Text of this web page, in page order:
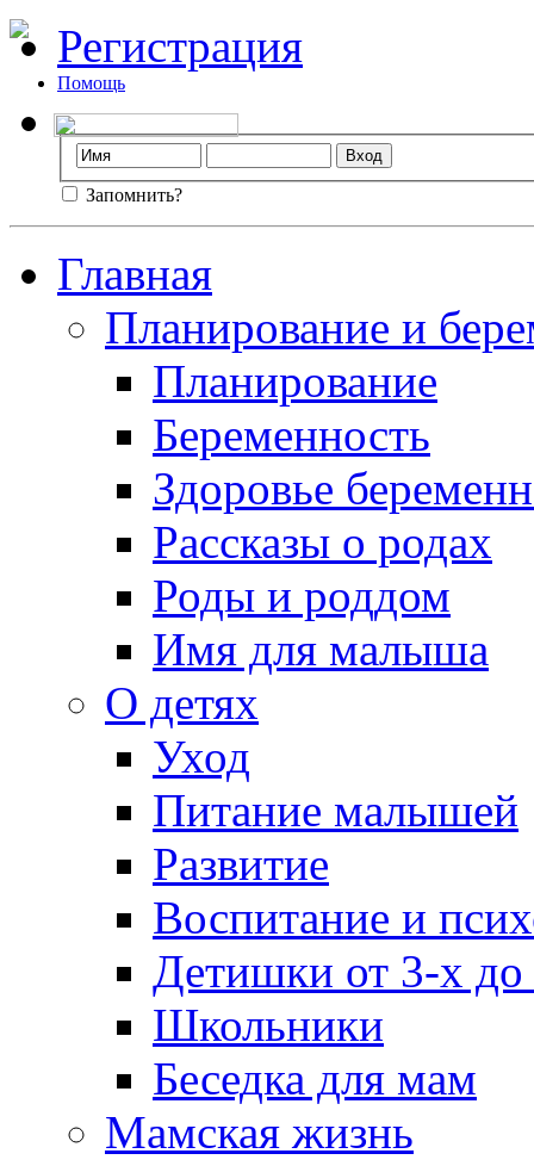
Регистрация
Помощь
Запомнить?
Главная
Планирование и
Планирование
Беременность
Здоровье
Рассказы о родах
Роды и роддом
Имя для малыша
О детях
Уход
Питание малышей
Развитие
Воспитание и
Детишки от 3-х
Школьники
Беседка для мам
Мамская жизнь